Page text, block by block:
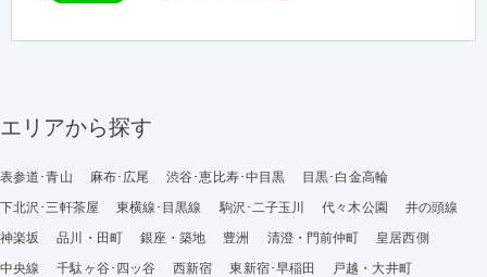
エリアから探す
表参道･青山 麻布･広尾 渋谷･恵比寿･中目黒
目黒･白金高輪
下北沢･三軒茶屋
東横線･目黒線 駒沢･二子玉川 代々木公園
井の頭線
神楽坂
品川・田町 銀座・築地 豊洲 清澄・門前仲町
皇居西側
中央線
千駄ヶ谷･四ッ谷 西新宿 東新宿･早稲田
戸越・大井町